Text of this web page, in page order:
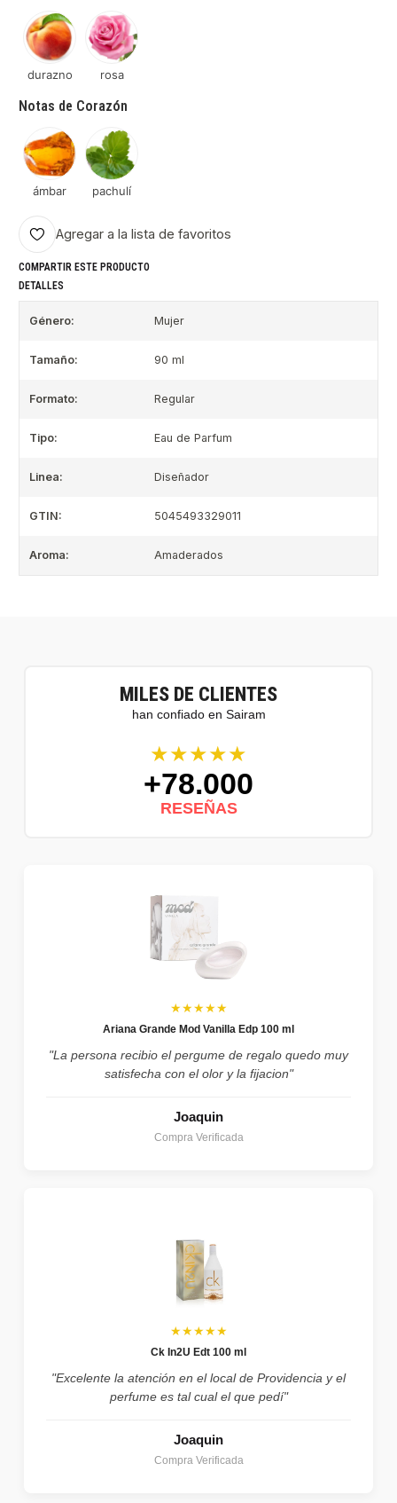
durazno rosa
Notas de Corazón
ámbar pachulí
Agregar a la lista de favoritos
COMPARTIR ESTE PRODUCTO
DETALLES
Género: Mujer
Tamaño: 90 ml
Formato: Regular
Tipo: Eau de Parfum
Linea: Diseñador
GTIN: 5045493329011
Aroma: Amaderados
MILES DE CLIENTES
han confiado en Sairam
★★★★★
+78.000
RESEÑAS
★★★★★
Ariana Grande Mod Vanilla Edp 100 ml
"La persona recibio el pergume de regalo quedo muy
satisfecha con el olor y la fijacion"
Joaquin
Compra Verificada
★★★★★
Ck In2U Edt 100 ml
"Excelente la atención en el local de Providencia y el
perfume es tal cual el que pedí"
Joaquin
Compra Verificada